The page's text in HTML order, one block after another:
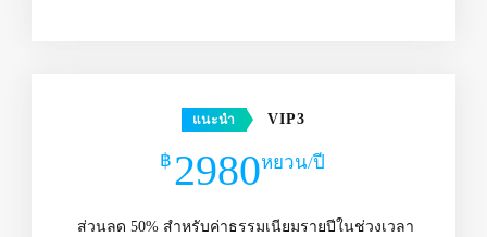
แนะนำ VIP3
฿ 2980หยวน/ปี
ส่วนลด 50% สำหรับค่าธรรมเนียมรายปีในช่วงเวลา